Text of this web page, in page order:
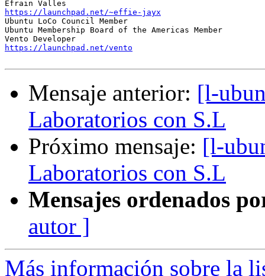
https://launchpad.net/~effie-jayx
Ubuntu LoCo Council Member
Ubuntu Membership Board of the Americas Member
https://launchpad.net/vento
Mensaje anterior: [l-
Laboratorios con S.L
Próximo mensaje: [l-
Laboratorios con S.L
Mensajes ordenados
autor ]
Más información sobre la